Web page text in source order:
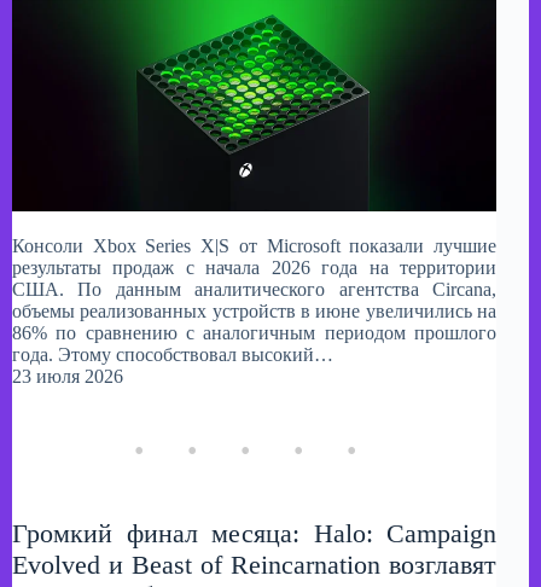
Консоли Xbox Series X|S от Microsoft показали лучшие
результаты продаж с начала 2026 года на территории
США. По данным аналитического агентства Circana,
объемы реализованных устройств в июне увеличились на
86% по сравнению с аналогичным периодом прошлого
года. Этому способствовал высокий…
23 июля 2026
Громкий финал месяца: Halo: Campaign
Evolved и Beast of Reincarnation возглавят